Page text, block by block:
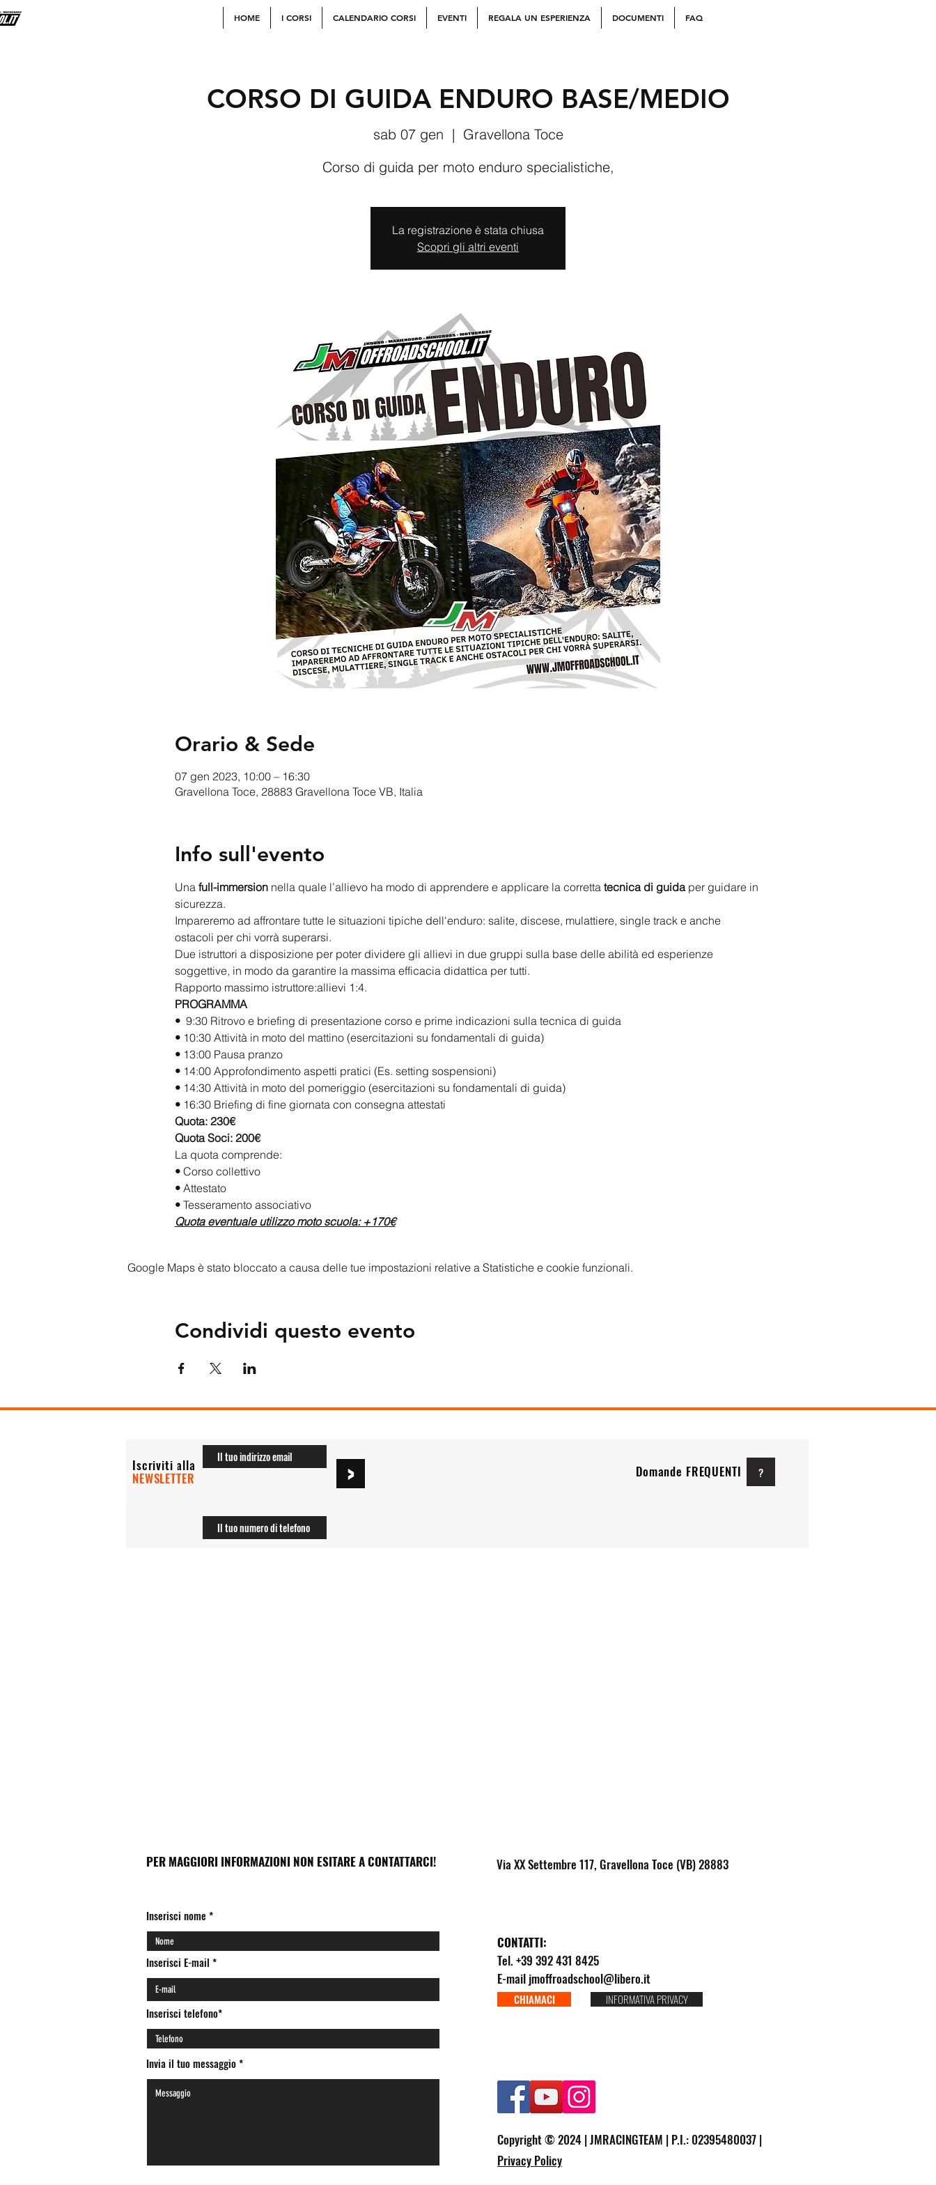
HOME I CORSI CALENDARIO CORSI EVENTI REGALA UN ESPERIENZA DOCUMENTI FAQ
CORSO DI GUIDA ENDURO BASE/MEDIO
sab 07 gen
  |
Gravellona Toce
Corso di guida per moto enduro specialistiche,
La registrazione è stata chiusa
Scopri gli altri eventi
Orario & Sede
07 gen 2023, 10:00 – 16:30
Gravellona Toce, 28883 Gravellona Toce VB, Italia
Info sull'evento
Una full-immersion nella quale l’allievo ha modo di apprendere e applicare la corretta tecnica di guida per guidare in
sicurezza.
Impareremo ad affrontare tutte le situazioni tipiche dell'enduro: salite, discese, mulattiere, single track e anche
ostacoli per chi vorrà superarsi.
Due istruttori a disposizione per poter dividere gli allievi in due gruppi sulla base delle abilità ed esperienze
soggettive, in modo da garantire la massima efficacia didattica per tutti.
Rapporto massimo istruttore:allievi 1:4.
PROGRAMMA
• 9:30 Ritrovo e briefing di presentazione corso e prime indicazioni sulla tecnica di guida
• 10:30 Attività in moto del mattino (esercitazioni su fondamentali di guida)
• 13:00 Pausa pranzo
• 14:00 Approfondimento aspetti pratici (Es. setting sospensioni)
• 14:30 Attività in moto del pomeriggio (esercitazioni su fondamentali di guida)
• 16:30 Briefing di fine giornata con consegna attestati
Quota: 230€
Quota Soci: 200€
La quota comprende:
• Corso collettivo
• Attestato
• Tesseramento associativo
Quota eventuale utilizzo moto scuola: +170€
Google Maps è stato bloccato a causa delle tue impostazioni relative a Statistiche e cookie funzionali.
Condividi questo evento
Iscriviti alla
NEWSLETTER > Domande FREQUENTI ?
PER MAGGIORI INFORMAZIONI NON ESITARE A CONTATTARCI!
Inserisci nome
Inserisci E-mail
Inserisci telefono*
Invia il tuo messaggio
Via XX Settembre 117, Gravellona Toce (VB) 28883
CONTATTI:
Tel. +39 392 431 8425
E-mail jmoffroadschool@libero.it
CHIAMACI INFORMATIVA PRIVACY
Copyright © 2024 | JMRACINGTEAM | P.I.: 02395480037 |
Privacy Policy